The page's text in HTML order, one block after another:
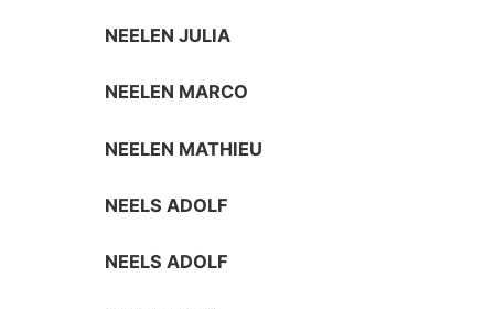
NEELEN JULIA
NEELEN MARCO
NEELEN MATHIEU
NEELS ADOLF
NEELS ADOLF